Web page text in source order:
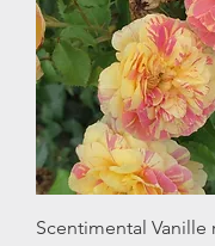
Scentimental Vanille